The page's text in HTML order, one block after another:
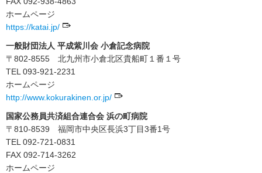
ホームページ
https://katai.jp/
一般財団法人 平成紫川会 小倉記念病院
〒802-8555 北九州市小倉北区貴船町１番１号
TEL 093-921-2231
ホームページ
http://www.kokurakinen.or.jp/
国家公務員共済組合連合会 浜の町病院
〒810-8539 福岡市中央区長浜3丁目3番1号
TEL 092-721-0831
FAX 092-714-3262
ホームページ